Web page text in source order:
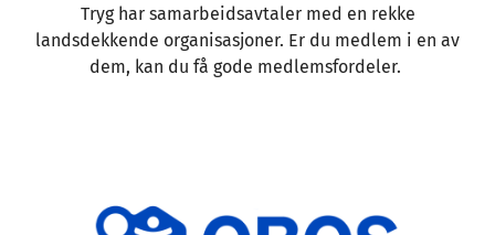
Tryg har samarbeidsavtaler med en rekke
landsdekkende organisasjoner. Er du medlem i en av
dem, kan du få gode medlemsfordeler.